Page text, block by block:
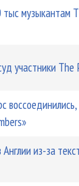
музыкантам
участники The
из-за